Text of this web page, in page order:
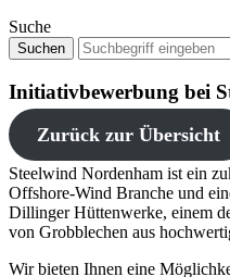
Suche
Initiativbewerbung bei
Zurück zur Übersicht
Steelwind Nordenham ist ein
Offshore-Wind Branche und
Dillinger Hüttenwerke, einem
von Grobblechen aus
Wir bieten Ihnen eine